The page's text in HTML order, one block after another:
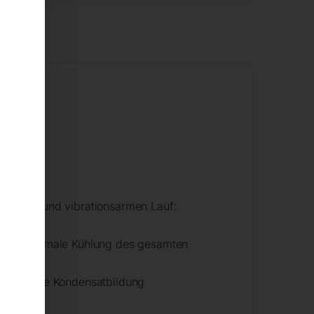
und vibrationsarmen Lauf:
optimale Kühlung des gesamten
die Kondensatbildung